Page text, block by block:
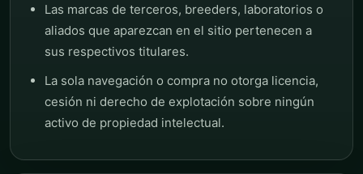
Las marcas de terceros, breeders, laboratorios o
aliados que aparezcan en el sitio pertenecen a
sus respectivos titulares.
La sola navegación o compra no otorga licencia,
cesión ni derecho de explotación sobre ningún
activo de propiedad intelectual.